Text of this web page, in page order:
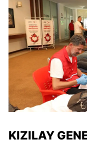
KIZILAY